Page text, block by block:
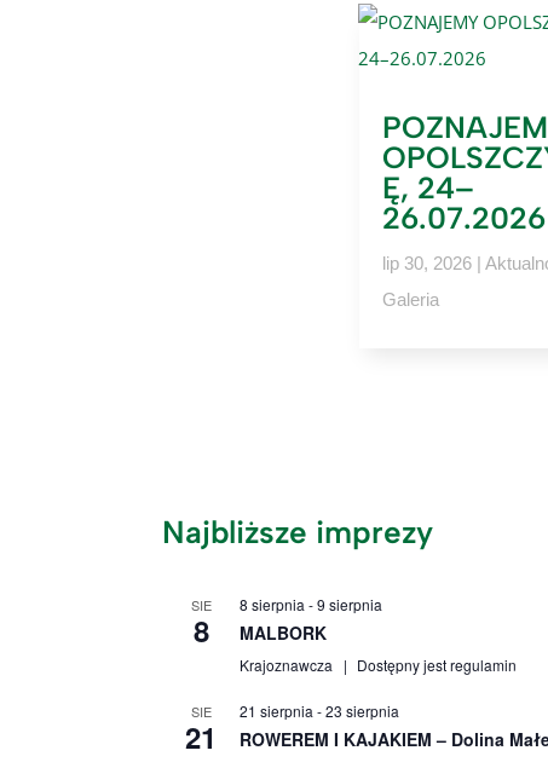
Ę, 24–
26.07.2026
lip 30, 2026 |
Galeria
Najbliższe imprezy
SIE
8
8 sierpnia -9 sierpnia
MALBORK
Krajoznawcza Dostępny jest regulamin
SIE
21
21 sierpnia -23 sierpnia
ROWEREM I KAJAKIEM – Dolina